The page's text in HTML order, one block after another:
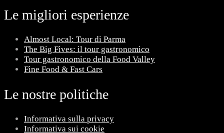
Le migliori esperienze
Almost Local: Tour di Parma
The Big Fives: il tour gastronomico
Tour gastronomico della Food Valley
Fine Food & Fast Cars
Le nostre politiche
Informativa sulla privacy
Informativa sui cookie